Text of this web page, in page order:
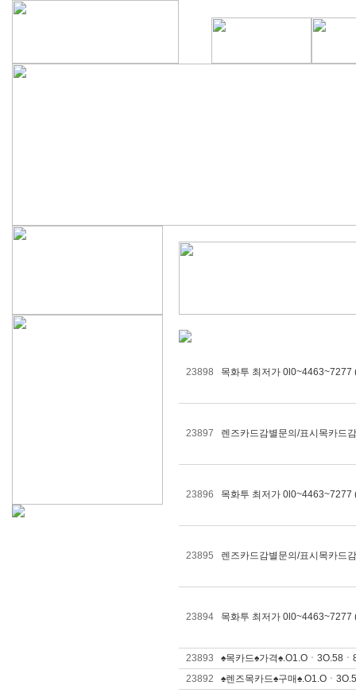
23898 목화투 최저가 0l0~4463~7277
23897 렌즈카드감별문의/표시목카
23896 목화투 최저가 0l0~4463~7277
23895 렌즈카드감별문의/표시목카
23894 목화투 최저가 0l0~4463~7277
23893
♠목카드♠가격♠.O1.Oㆍ3O.58
23892
♠렌즈목카드♠구매♠.O1.Oㆍ